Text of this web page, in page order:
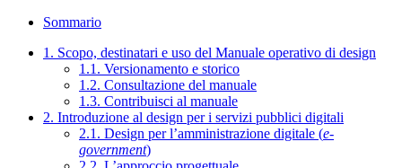
Sommario
1. Scopo, destinatari e uso del Manuale operativo di design
1.1. Versionamento e storico
1.2. Consultazione del manuale
1.3. Contribuisci al manuale
2. Introduzione al design per i servizi pubblici digitali
2.1. Design per l’amministrazione digitale (e-
government)